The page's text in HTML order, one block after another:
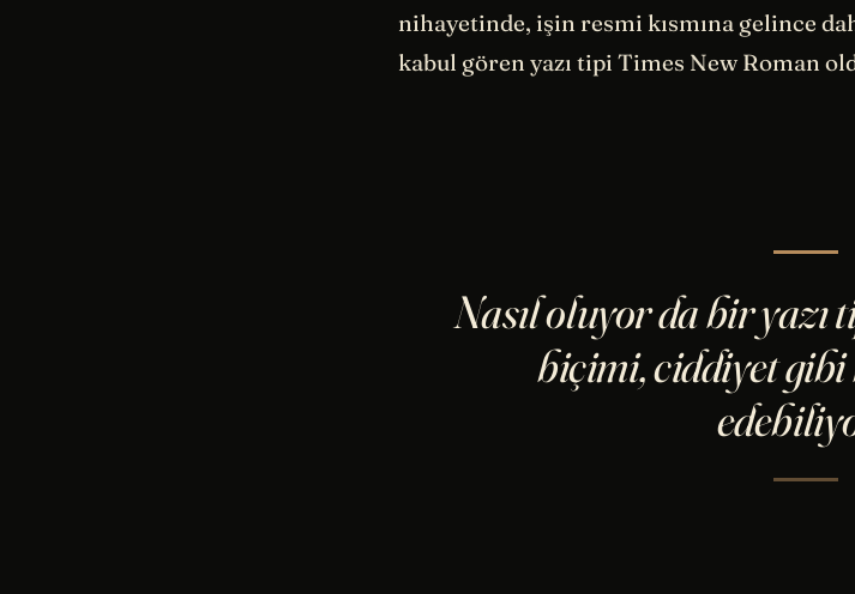
nihayetinde, işin resmi kısmına gelince
kabul gören yazı tipi Times New Roman
Nasıl oluyor da bir yazı
biçimi, ciddiyet